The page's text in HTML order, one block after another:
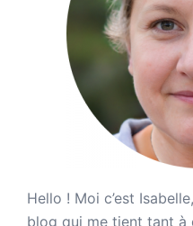
Hello ! Moi c’est
blog qui me tient tant